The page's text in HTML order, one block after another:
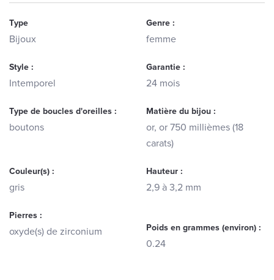
Type
Bijoux
Genre :
femme
Style :
Intemporel
Garantie :
24 mois
Type de boucles d'oreilles :
boutons
Matière du bijou :
or, or 750 millièmes (18
carats)
Couleur(s) :
gris
Hauteur :
2,9 à 3,2 mm
Pierres :
oxyde(s) de zirconium Poids en grammes (environ) :
0.24